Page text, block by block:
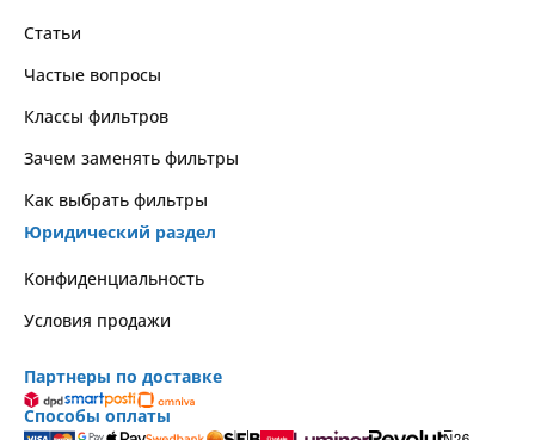
Статьи
Частые вопросы
Классы фильтров
Зачем заменять фильтры
Как выбрать фильтры
Юридический раздел
Kонфиденциальность
Условия продажи
Партнеры по доставке
Способы оплаты